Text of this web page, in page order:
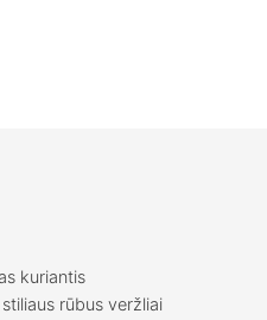
kuriantis
rūbus veržliai